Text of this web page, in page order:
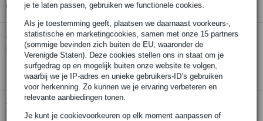
je te laten passen, gebruiken we functionele cookies.
Als je toestemming geeft, plaatsen we daarnaast voorkeurs-,
statistische en marketingcookies, samen met onze 15 partners
(sommige bevinden zich buiten de EU, waaronder de
Verenigde Staten). Deze cookies stellen ons in staat om je
surfgedrag op en mogelijk buiten onze website te volgen,
waarbij we je IP-adres en unieke gebruikers-ID’s gebruiken
voor herkenning. Zo kunnen we je ervaring verbeteren en
relevante aanbiedingen tonen.
Je kunt je cookievoorkeuren op elk moment aanpassen of
Gratis ophalen in de winkel
Twijfel je of de Shubb C5 Standard capo voor mandoline,
bouzouki, 4-snarige banjobij je past? Doe de check.
Start de check
Productinformatie